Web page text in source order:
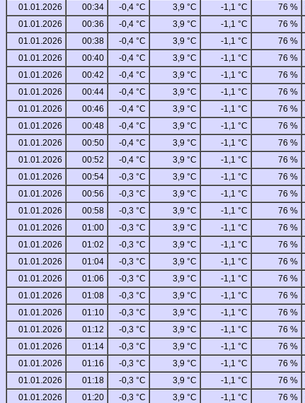
01.01.2026
00:34 -0,4 °C 3,9 °C -1,1 °C 76 %
01.01.2026
00:36 -0,4 °C 3,9 °C -1,1 °C 76 %
01.01.2026
00:38 -0,4 °C 3,9 °C -1,1 °C 76 %
01.01.2026
00:40 -0,4 °C 3,9 °C -1,1 °C 76 %
01.01.2026
00:42 -0,4 °C 3,9 °C -1,1 °C 76 %
01.01.2026
00:44 -0,4 °C 3,9 °C -1,1 °C 76 %
01.01.2026
00:46 -0,4 °C 3,9 °C -1,1 °C 76 %
01.01.2026
00:48 -0,4 °C 3,9 °C -1,1 °C 76 %
01.01.2026
00:50 -0,4 °C 3,9 °C -1,1 °C 76 %
01.01.2026
00:52 -0,4 °C 3,9 °C -1,1 °C 76 %
01.01.2026
00:54 -0,3 °C 3,9 °C -1,1 °C 76 %
01.01.2026
00:56 -0,3 °C 3,9 °C -1,1 °C 76 %
01.01.2026
00:58 -0,3 °C 3,9 °C -1,1 °C 76 %
01.01.2026
01:00 -0,3 °C 3,9 °C -1,1 °C 76 %
01.01.2026
01:02 -0,3 °C 3,9 °C -1,1 °C 76 %
01.01.2026
01:04 -0,3 °C 3,9 °C -1,1 °C 76 %
01.01.2026
01:06 -0,3 °C 3,9 °C -1,1 °C 76 %
01.01.2026
01:08 -0,3 °C 3,9 °C -1,1 °C 76 %
01.01.2026
01:10 -0,3 °C 3,9 °C -1,1 °C 76 %
01.01.2026
01:12 -0,3 °C 3,9 °C -1,1 °C 76 %
01.01.2026
01:14 -0,3 °C 3,9 °C -1,1 °C 76 %
01.01.2026
01:16 -0,3 °C 3,9 °C -1,1 °C 76 %
01.01.2026
01:18 -0,3 °C 3,9 °C -1,1 °C 76 %
01.01.2026
01:20 -0,3 °C 3,9 °C -1,1 °C 76 %